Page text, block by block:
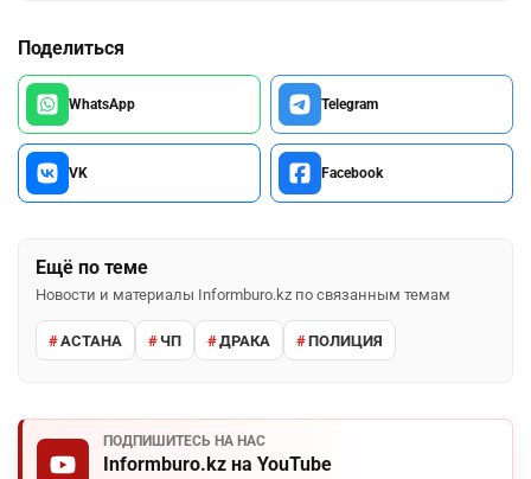
Поделиться
WhatsApp Telegram
VK Facebook
Ещё по теме
Новости и материалы Informburo.kz по связанным темам
АСТАНА ЧП ДРАКА ПОЛИЦИЯ
ПОДПИШИТЕСЬ НА НАС
Informburo.kz на YouTube